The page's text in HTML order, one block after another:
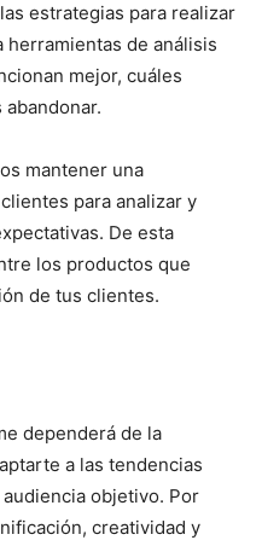
estrategias para realizar
de análisis
mejor, cuáles
mantener una
para analizar y
De esta
los productos que
de tus clientes.
dependerá de la
a las tendencias
objetivo. Por
creatividad y